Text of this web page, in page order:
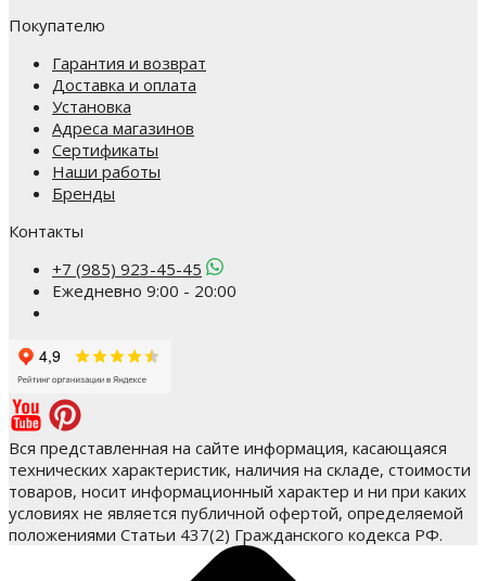
Покупателю
Гарантия и возврат
Доставка и оплата
Установка
Адреса магазинов
Сертификаты
Наши работы
Бренды
Контакты
+7 (985) 923-45-45
Ежедневно 9:00 - 20:00
Вся представленная на сайте информация, касающаяся
технических характеристик, наличия на складе, стоимости
товаров, носит информационный характер и ни при каких
условиях не является публичной офертой, определяемой
положениями Статьи 437(2) Гражданского кодекса РФ.